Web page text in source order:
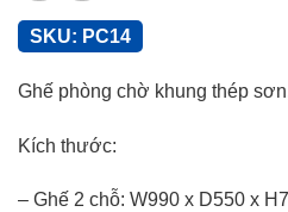
SKU: PC14
Ghế phòng chờ khung thép
Kích thước:
– Ghế 2 chỗ: W990 x D550 x